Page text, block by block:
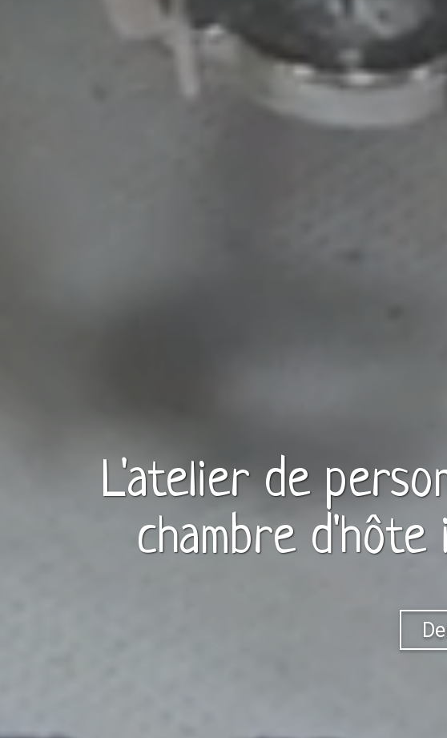
L'atelier de
chambre d'hôte